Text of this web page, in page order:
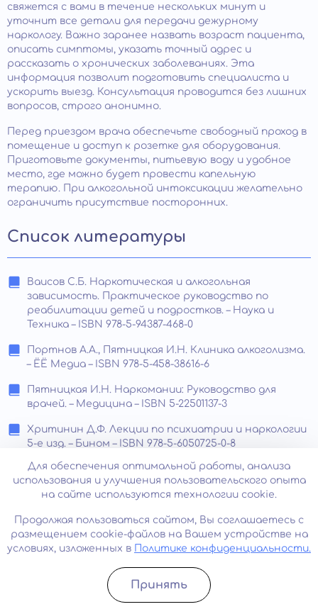
свяжется с вами в течение нескольких минут и
уточнит все детали для передачи дежурному
наркологу. Важно заранее назвать возраст пациента,
описать симптомы, указать точный адрес и
рассказать о хронических заболеваниях. Эта
информация позволит подготовить специалиста и
ускорить выезд. Консультация проводится без лишних
вопросов, строго анонимно.
Перед приездом врача обеспечьте свободный проход в
помещение и доступ к розетке для оборудования.
Приготовьте документы, питьевую воду и удобное
место, где можно будет провести капельную
терапию. При алкогольной интоксикации желательно
ограничить присутствие посторонних.
Список литературы
Ваисов С.Б. Наркотическая и алкогольная
зависимость. Практическое руководство по
реабилитации детей и подростков. – Наука и
Техника – ISBN 978-5-94387-468-0
Портнов А.А., Пятницкая И.Н. Клиника алкоголизма.
– ЁЁ Медиа – ISBN 978-5-458-38616-6
Пятницкая И.Н. Наркомании: Руководство для
врачей. – Медицина – ISBN 5-22501137-3
Хритинин Д.Ф. Лекции по психиатрии и наркологии
5-е изд. – Бином – ISBN 978-5-6050725-0-8
Грэйс Э. В ясном уме. Как алкоголь манипулирует
подсознанием и как это прекратить. – Эксмо – ISBN
978-5-04-203868-6
Отзывы
Записатьcя
Для обеспечения оптимальной работы, анализа
использования и улучшения пользовательского опыта
на сайте используются технологии cookie.
Продолжая пользоваться сайтом, Вы соглашаетесь с
размещением cookie-файлов на Вашем устройстве на
условиях, изложенных в
Политике конфиденциальности.
Принять